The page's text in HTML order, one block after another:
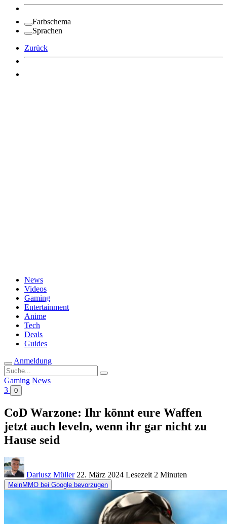
Farbschema
Sprachen
Zurück
News
Videos
Gaming
Entertainment
Anime
Tech
Deals
Guides
Anmeldung
Suche
nach:
Gaming News
3
0
CoD Warzone: Ihr könnt eure Waffen
jetzt auch leveln, wenn ihr gar nicht zu
Hause seid
Dariusz Müller 22. März 2024 Lesezeit 2 Minuten
MeinMMO bei Google bevorzugen